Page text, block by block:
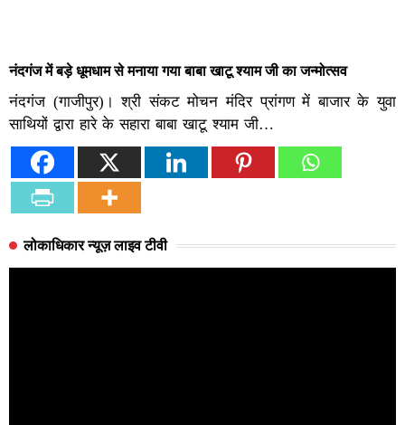
नंदगंज में बड़े धूमधाम से मनाया गया बाबा खाटू श्याम जी का जन्मोत्सव
नंदगंज (गाजीपुर)। श्री संकट मोचन मंदिर प्रांगण में बाजार के युवा
साथियों द्वारा हारे के सहारा बाबा खाटू श्याम जी…
लोकाधिकार न्यूज़ लाइव टीवी